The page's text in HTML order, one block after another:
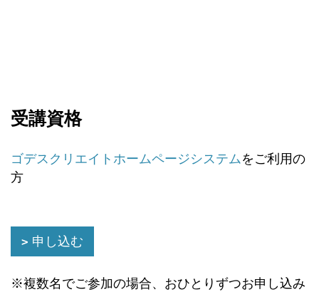
受講資格
ゴデスクリエイトホームページシステムをご利用の
方
申し込む
※複数名でご参加の場合、おひとりずつお申し込み